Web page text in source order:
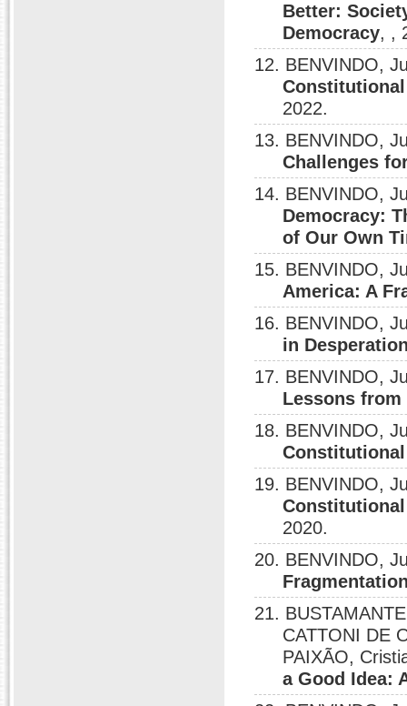
Better:
Democracy, ,
12. BENVINDO,
2022.
13. BENVINDO,
Challenges
14. BENVINDO,
Democracy:
of Our Own
15. BENVINDO,
America: A
16. BENVINDO,
in
17. BENVINDO,
Lessons
18. BENVINDO,
19. BENVINDO,
2020.
20. BENVINDO,
21.
CATTONI DE
PAIXÃO,
a Good Idea: